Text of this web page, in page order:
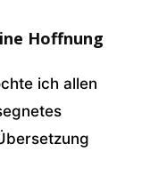
Hoffnung
ich allen